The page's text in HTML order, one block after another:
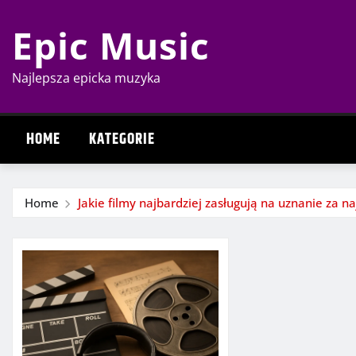
content
Epic Music
Najlepsza epicka muzyka
HOME KATEGORIE
Home Jakie filmy najbardziej zasługują na uznanie za